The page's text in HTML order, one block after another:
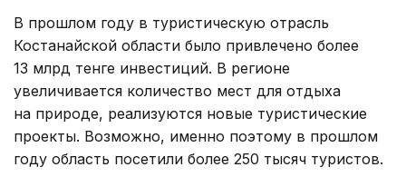
В прошлом году в туристическую отрасль
Костанайской области было привлечено более
13 млрд тенге инвестиций. В регионе
увеличивается количество мест для отдыха
на природе, реализуются новые туристические
проекты. Возможно, именно поэтому в прошлом
году область посетили более 250 тысяч туристов.